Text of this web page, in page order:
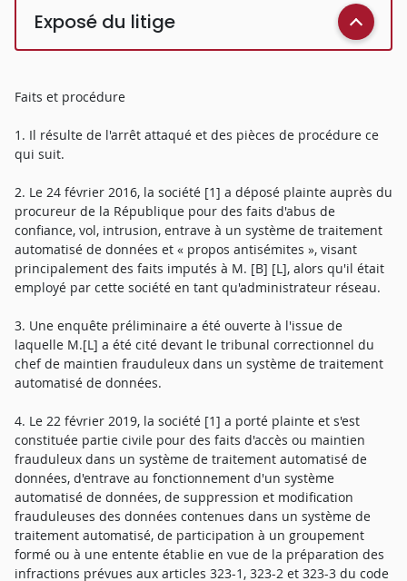
Exposé du litige
Faits et procédure
1. Il résulte de l'arrêt attaqué et des pièces de procédure ce
qui suit.
2. Le 24 février 2016, la société [1] a déposé plainte auprès du
procureur de la République pour des faits d'abus de
confiance, vol, intrusion, entrave à un système de traitement
automatisé de données et « propos antisémites », visant
principalement des faits imputés à M. [B] [L], alors qu'il était
employé par cette société en tant qu'administrateur réseau.
3. Une enquête préliminaire a été ouverte à l'issue de
laquelle M.[L] a été cité devant le tribunal correctionnel du
chef de maintien frauduleux dans un système de traitement
automatisé de données.
4. Le 22 février 2019, la société [1] a porté plainte et s'est
constituée partie civile pour des faits d'accès ou maintien
frauduleux dans un système de traitement automatisé de
données, d'entrave au fonctionnement d'un système
automatisé de données, de suppression et modification
frauduleuses des données contenues dans un système de
traitement automatisé, de participation à un groupement
formé ou à une entente établie en vue de la préparation des
infractions prévues aux articles 323-1, 323-2 et 323-3 du code